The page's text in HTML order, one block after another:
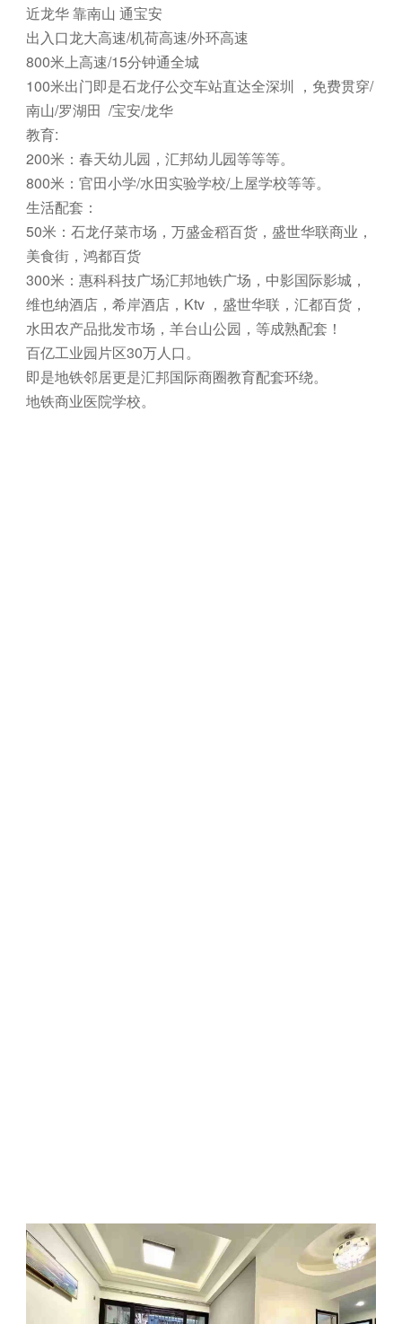
近龙华 靠南山 通宝安
出入口龙大高速/机荷高速/外环高速
800米上高速/15分钟通全城
100米出门即是石龙仔公交车站直达全深圳 ，免费贯穿/
南山/罗湖田 /宝安/龙华
教育:
200米：春天幼儿园，汇邦幼儿园等等等。
800米：官田小学/水田实验学校/上屋学校等等。
生活配套：
50米：石龙仔菜市场，万盛金稻百货，盛世华联商业，
美食街，鸿都百货
300米：惠科科技广场汇邦地铁广场，中影国际影城，
维也纳酒店，希岸酒店，Ktv ，盛世华联，汇都百货，
水田农产品批发市场，羊台山公园，等成熟配套！
百亿工业园片区30万人口。
即是地铁邻居更是汇邦国际商圈教育配套环绕。
地铁商业医院学校。